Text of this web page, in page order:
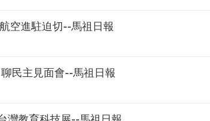
空進駐迫切--馬祖日報
民主見面會--馬祖日報